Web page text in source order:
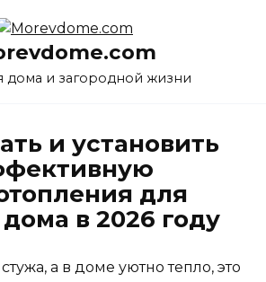
дома и загородной жизни
и установить
для
в 2026 году
а в доме уютно тепло, это